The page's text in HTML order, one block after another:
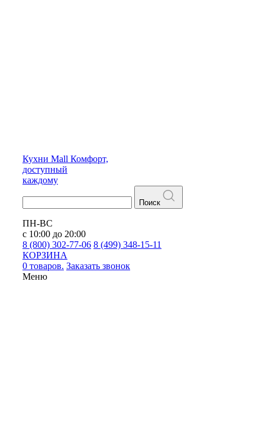
Кухни Mall Комфорт,
доступный
каждому
Поиск
ПН-ВС
с 10:00 до 20:00
8 (800) 302-77-06 8 (499) 348-15-11
КОРЗИНА
0 товаров. Заказать звонок
Меню